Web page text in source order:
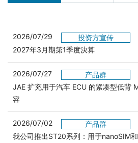
2026/07/29
投资方宣传
2027年3月期第1季度決算
2026/07/27
产品群
JAE 扩充用于汽车 ECU 的紧凑型低背
容
2026/07/02
产品群
我公司推出ST20系列：用于nanoSIM